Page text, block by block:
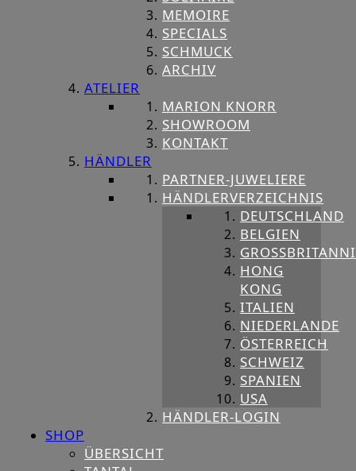
MEMOIRE
SPECIALS
SCHMUCK
ARCHIV
ATELIER
MARION KNORR
SHOWROOM
KONTAKT
HÄNDLER
PARTNER-JUWELIERE
HÄNDLERVERZEICHNIS
DEUTSCHLAND
BELGIEN
HONG
KONG
ITALIEN
NIEDERLANDE
ÖSTERREICH
SCHWEIZ
SPANIEN
USA
HÄNDLER-LOGIN
SHOP
ÜBERSICHT